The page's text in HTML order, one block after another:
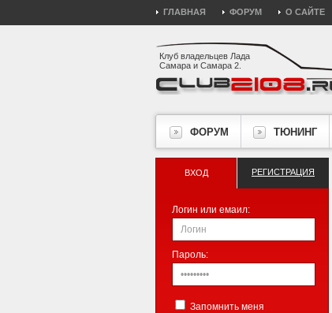
ГЛАВНАЯ ФОРУМ О САЙТЕ
Клуб владельцев Лада
Самара и Самара 2.
ФОРУМ ТЮНИНГ
ВХОД РЕГИСТРАЦИЯ
Логин или емаил:
Пароль:
Запомнить меня